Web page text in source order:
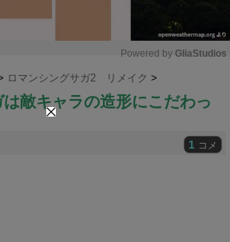
u
Powered by GliaStudios
ロマンシングサガ2 リメイク >
は敵キャラの造形にこだわっ
1 コメ